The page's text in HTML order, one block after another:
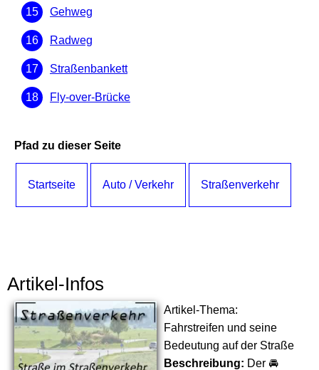
Gehweg
Radweg
Straßenbankett
Fly-over-Brücke
Pfad zu dieser Seite
Startseite Auto / Verkehr Straßenverkehr
Artikel-Infos
Artikel-Thema:
Fahrstreifen und seine
Bedeutung auf der Straße
Beschreibung: Der 🚘